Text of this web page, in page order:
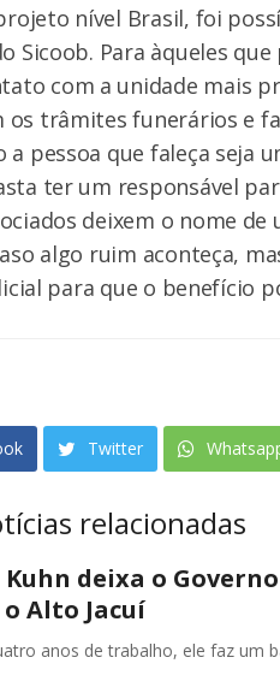
nível Brasil, foi
Sicoob. Para àqueles
com a unidade mais
os trâmites funerários e
pessoa que faleça seja
ter um responsável
deixem o nome
algo ruim aconteça,
para que o benefício
Twitter
relacionadas
deixa o
Alto Jacuí
anos de trabalho, ele faz um